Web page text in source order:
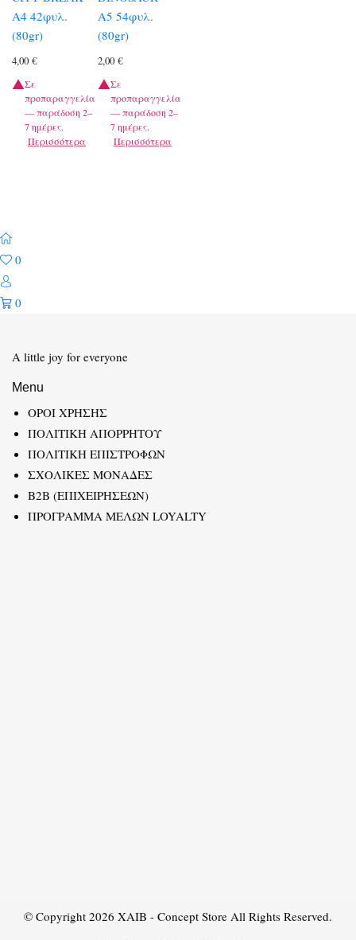
A4 42φυλ.
(80gr)
4,00 €
Σε
προπαραγγελία
— παράδοση 2–
7 ημέρες.
Περισσότερα
A5 54φυλ.
(80gr)
2,00€
Σε
προπαραγγελία
— παράδοση 2–
7 ημέρες.
Περισσότερα
0
0
A little joy for everyone
Menu
ΟΡΟΙ ΧΡΗΣΗΣ
ΠΟΛΙΤΙΚΗ ΑΠΟΡΡΗΤΟΥ
ΠΟΛΙΤΙΚΗ ΕΠΙΣΤΡΟΦΩΝ
ΣΧΟΛΙΚΕΣ ΜΟΝΑΔΕΣ
B2B (ΕΠΙΧΕΙΡΗΣΕΩΝ)
ΠΡΟΓΡΑΜΜΑ ΜΕΛΩΝ LOYALTY
© Copyright 2026 XAIB - Concept Store All Rights Reserved.